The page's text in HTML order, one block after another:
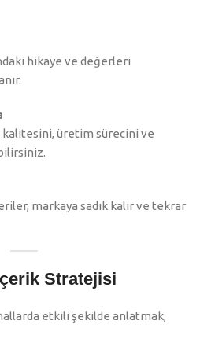
hikaye ve değerleri
üretim sürecini ve
markaya sadık kalır ve tekrar
Stratejisi
etkili şekilde anlatmak,